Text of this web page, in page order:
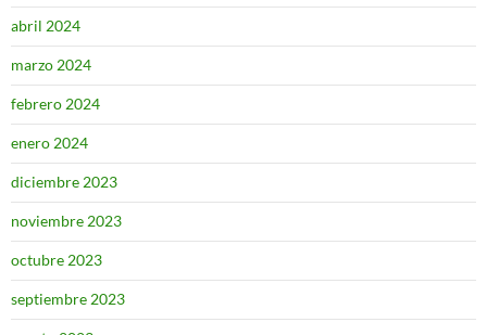
abril 2024
marzo 2024
febrero 2024
enero 2024
diciembre 2023
noviembre 2023
octubre 2023
septiembre 2023